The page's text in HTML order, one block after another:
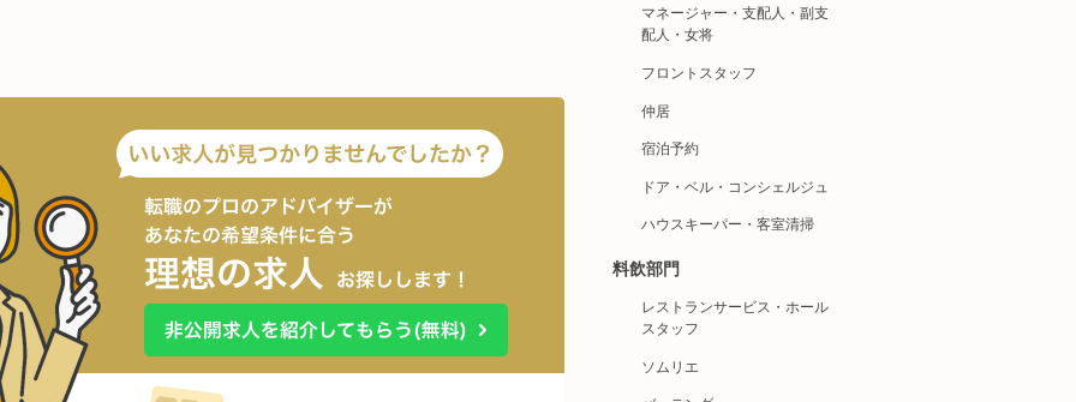
マネージャー・支配人・副支
配人・女将
フロントスタッフ
仲居
宿泊予約
ドア・ベル・コンシェルジュ
ハウスキーパー・客室清掃
料飲部門
レストランサービス・ホール
スタッフ
ソムリエ